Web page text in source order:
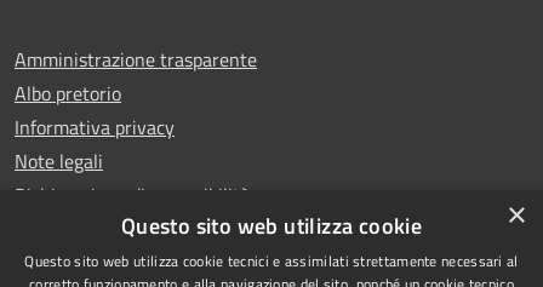
Amministrazione trasparente
Albo pretorio
Informativa privacy
Note legali
Dichiarazione di accessibilità
×
Questo sito web utilizza cookie
Questo sito web utilizza cookie tecnici e assimilati strettamente necessari al